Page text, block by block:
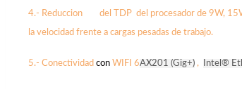
4.- Reduccion del TDP del procesador de 9W,
la velocidad frente a cargas pesadas de trabajo.
5.- Conectividad con WIFI 6AX201 (Gig+) , Intel®